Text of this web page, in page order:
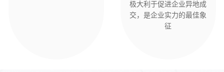
极大利于促进企业异地成
交，是企业实力的最佳象
征